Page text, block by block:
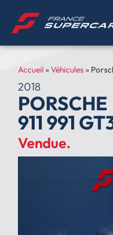
Accueil »Véhicules»
2018
PORSCHE
911 991
Vendue.